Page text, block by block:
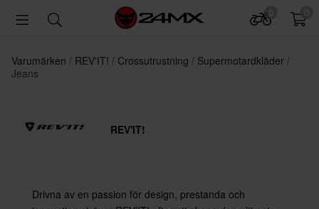
Varumärken REV'IT! Crossutrustning
Supermotardkläder
Jeans
REV'IT!
Drivna av en passion för design, prestanda och